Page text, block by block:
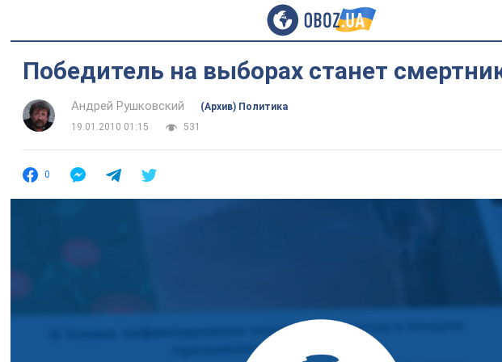
Победитель на выборах станет
Андрей Рушковский
(Архив) Политика
19.01.2010 01:15
531
0